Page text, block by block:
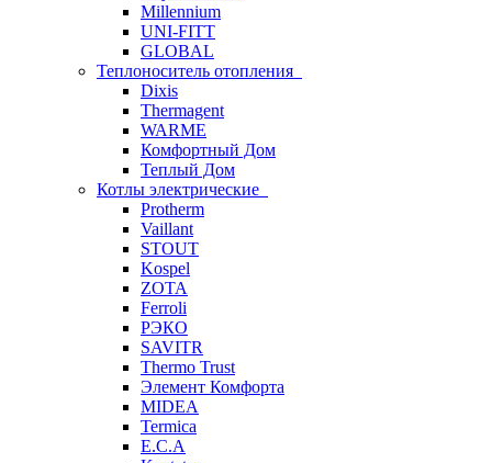
Millennium
UNI-FITT
GLOBAL
Теплоноситель отопления
Dixis
Thermagent
WARME
Комфортный Дом
Теплый Дом
Котлы электрические
Protherm
Vaillant
STOUT
Kospel
ZOTA
Ferroli
РЭКО
SAVITR
Thermo Trust
Элемент Комфорта
MIDEA
Termica
E.C.A